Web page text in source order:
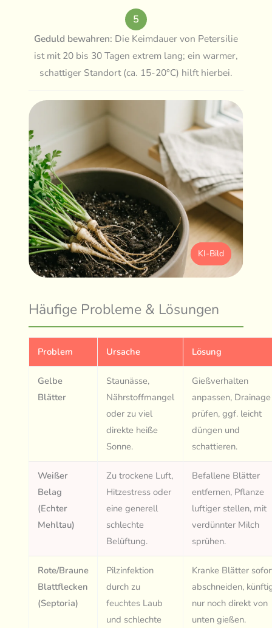
5
Geduld bewahren: Die Keimdauer von Petersilie
ist mit 20 bis 30 Tagen extrem lang; ein warmer,
schattiger Standort (ca. 15-20°C) hilft hierbei.
KI-Bild
Häufige Probleme & Lösungen
Problem Ursache Lösung
Gelbe
Blätter
Staunässe,
Nährstoffmangel
oder zu viel
direkte heiße
Sonne.
Gießverhalten
anpassen, Drainage
prüfen, ggf. leicht
düngen und
schattieren.
Weißer
Belag
(Echter
Mehltau)
Zu trockene Luft,
Hitzestress oder
eine generell
schlechte
Belüftung.
Befallene Blätter
entfernen, Pflanze
luftiger stellen, mit
verdünnter Milch
sprühen.
Rote/Braune
Blattflecken
(Septoria)
Pilzinfektion
durch zu
feuchtes Laub
und schlechte
Kranke Blätter
abschneiden,
nur noch direkt von
unten gießen.